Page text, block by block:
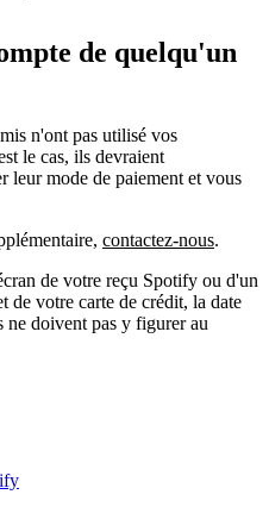
de quelqu'un
n'ont pas utilisé vos
le cas, ils devraient
leur mode de paiement et vous
contactez-nous.
de votre reçu Spotify ou d'un
de votre carte de crédit, la date
doivent pas y figurer au